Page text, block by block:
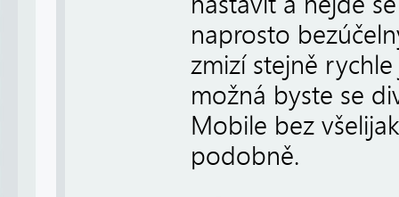
naprosto
zmizí stejně
možná byste se
Mobile bez
podobně.